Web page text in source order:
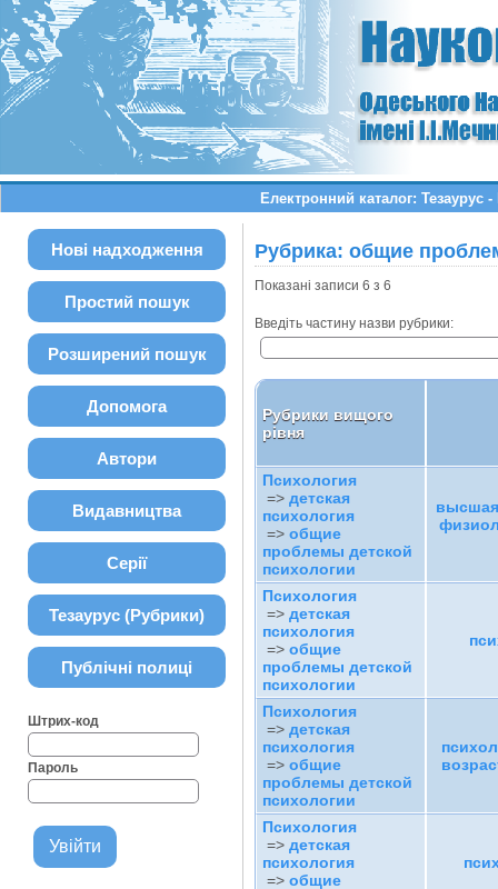
Електронний каталог:
Нові надходження
Простий пошук
Розширений пошук
Допомога
Автори
Видавництва
Серії
Тезаурус (Рубрики)
Публічні полиці
Штрих-код
Пароль
Рубрика: общие
Показані записи 6 з 6
Введіть частину назви рубрики:
Рубрики вищого
рівня
Психология
=> детская
психология
=> общие
проблемы детской
психологии
высшая
Психология
=> детская
психология
=> общие
проблемы детской
психологии
Психология
=> детская
психология
=> общие
проблемы детской
психологии
Психология
=> детская
психология
=> общие